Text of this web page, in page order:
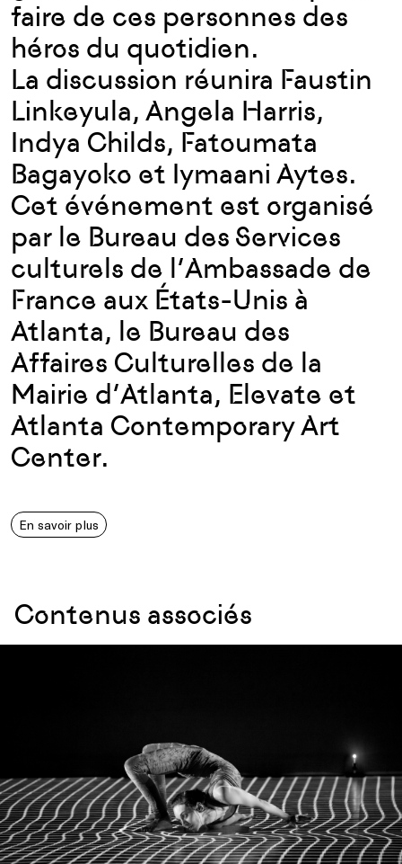
faire de ces personnes des
héros du quotidien.
La discussion réunira Faustin
Linkeyula, Angela Harris,
Indya Childs, Fatoumata
Bagayoko et Iymaani Aytes.
Cet événement est organisé
par le Bureau des Services
culturels de l’Ambassade de
France aux États-Unis à
Atlanta, le Bureau des
Affaires Culturelles de la
Mairie d’Atlanta, Elevate et
Atlanta Contemporary Art
Center.
En savoir plus
Contenus associés